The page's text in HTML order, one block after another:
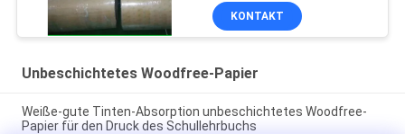
KONTAKT
Unbeschichtetes Woodfree-Papier
Weiße-gute Tinten-Absorption unbeschichtetes Woodfree-
Papier für den Druck des Schullehrbuchs